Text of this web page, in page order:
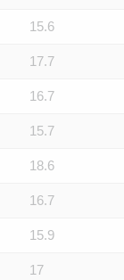
15.6
17.7
16.7
15.7
18.6
16.7
15.9
17